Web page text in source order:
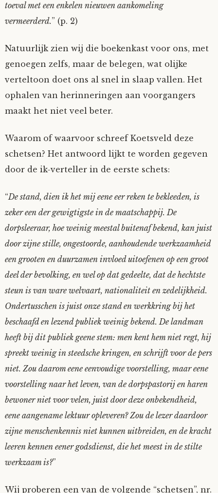
toeval met een enkelen nieuwen aankomeling
vermeerderd.” (p. 2)
Natuurlijk zien wij die boekenkast voor ons, met
genoegen zelfs, maar de belegen, wat olijke
verteltoon doet ons al snel in slaap vallen. Het
ophalen van herinneringen aan voorgangers
maakt het niet veel beter.
Waarom of waarvoor schreef Koetsveld deze
schetsen? Het antwoord lijkt te worden gegeven
door de ik-verteller in de eerste schets:
“De stand, dien ik het mij eene eer reken te bekleeden, is
zeker een der gewigtigste in de maatschappij. De
dorpsleeraar, hoe weinig meestal buitenaf bekend, kan juist
door zijne stille, ongestoorde, aanhoudende werkzaamheid
een grooten en duurzamen invloed uitoefenen op een groot
deel der bevolking, en wel op dat gedeelte, dat de hechtste
steun is van ware welvaart, nationaliteit en zedelijkheid.
Ondertusschen is juist onze stand en werkkring bij het
beschaafd en lezend publiek weinig bekend. De landman
heeft bij dit publiek geene stem: men kent hem niet regt, hij
spreekt weinig in steedsche kringen, en schrijft voor de pers
niet. Zou daarom eene eenvoudige voorstelling, maar eene
voorstelling naar het leven, van de dorpspastorij en haren
bewoner niet voor velen, juist door deze onbekendheid,
eene aangename lektuur opleveren? Zou de lezer daardoor
zijne menschenkennis niet kunnen uitbreiden, en de kracht
leeren kennen eener godsdienst, die het meest in de stilte
werkzaam is?”
Wij proberen een van de volgende “schetsen”, nr.